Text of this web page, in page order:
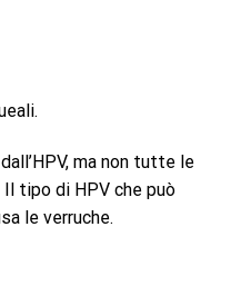
ma non tutte le
Il tipo di HPV che può
le verruche.